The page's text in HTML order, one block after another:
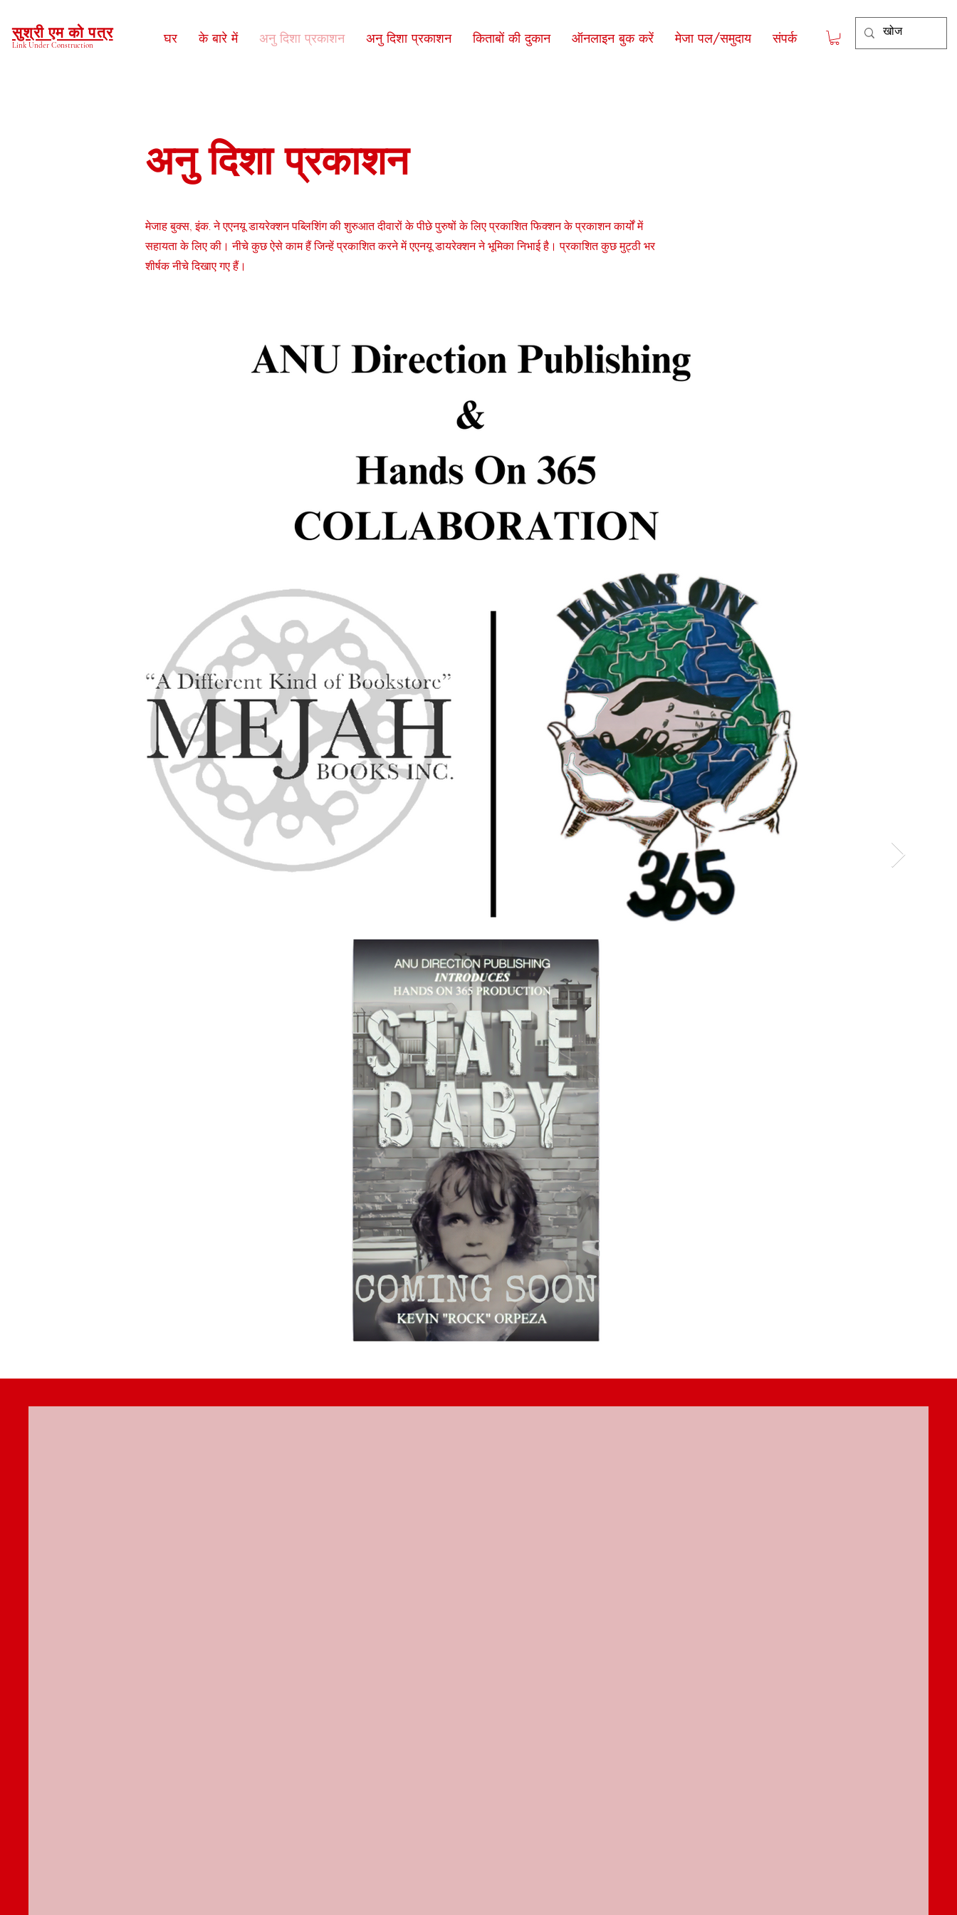
सुश्री एम को पत्र
Link Under Construction घर के बारे में अनु दिशा प्रकाशन अनु दिशा प्रकाशन किताबों की दुकान ऑनलाइन बुक करें मेजा पल/समुदाय संपर्क
अनु दिशा प्रकाशन
मेजाह बुक्स, इंक. ने एएनयू डायरेक्शन पब्लिशिंग की शुरुआत दीवारों के पीछे पुरुषों के लिए प्रकाशित फिक्शन के प्रकाशन कार्यों में
सहायता के लिए की। नीचे कुछ ऐसे काम हैं जिन्हें प्रकाशित करने में एएनयू डायरेक्शन ने भूमिका निभाई है। प्रकाशित कुछ मुट्ठी भर
शीर्षक नीचे दिखाए गए हैं।